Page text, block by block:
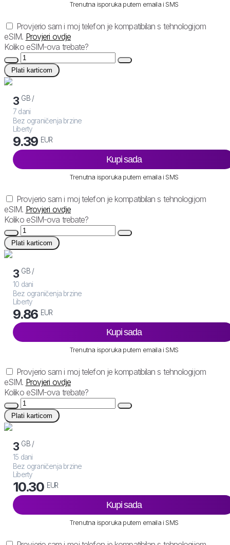
Trenutna isporuka putem emaila i SMS
Provjerio sam i moj telefon je kompatibilan s tehnologijom
eSIM. Provjeri ovdje
Koliko eSIM-ova trebate?
Plati karticom
3 GB /
7 dani
Bez ograničenja brzine
Liberty
9.39 EUR
Kupi sada
Trenutna isporuka putem emaila i SMS
Provjerio sam i moj telefon je kompatibilan s tehnologijom
eSIM. Provjeri ovdje
Koliko eSIM-ova trebate?
Plati karticom
3 GB /
10 dani
Bez ograničenja brzine
Liberty
9.86 EUR
Kupi sada
Trenutna isporuka putem emaila i SMS
Provjerio sam i moj telefon je kompatibilan s tehnologijom
eSIM. Provjeri ovdje
Koliko eSIM-ova trebate?
Plati karticom
3 GB /
15 dani
Bez ograničenja brzine
Liberty
10.30 EUR
Kupi sada
Trenutna isporuka putem emaila i SMS